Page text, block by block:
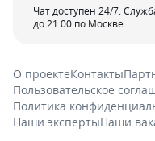
Чат доступен 24/7.
до 21:00 по Москве
О проектеКонтакты
Пользовательское
Политика
Наши экспертыНаши